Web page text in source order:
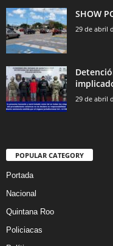
SHOW
29 de abril
29 de abril
POPULAR CATEGORY
Portada
Nacional
Quintana Roo
Policiacas